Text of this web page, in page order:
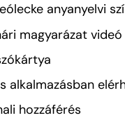
anyanyelvi
magyarázat videó
alkalmazásban
hozzáférés